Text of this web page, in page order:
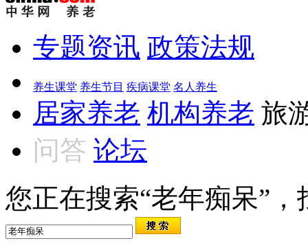
专题资讯 政策法规
养生课堂 养生节目 疾病课堂 名人养生
居家养老 机构养老 旅
问答 论坛
您正在搜索“老年痴呆”